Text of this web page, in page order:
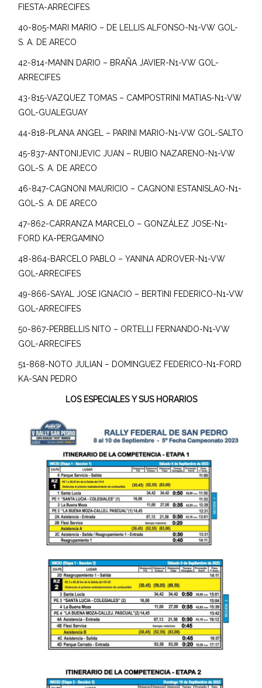
FIESTA-ARRECIFES
40-805-MARI MARIO – DE LELLIS ALFONSO-N1-VW GOL-
S. A. DE ARECO
42-814-MANIN DARIO – BRAÑA JAVIER-N1-VW GOL-
ARRECIFES
43-815-VAZQUEZ TOMAS – CAMPOSTRINI MATIAS-N1-VW
GOL-GUALEGUAY
44-818-PLANA ANGEL – PARINI MARIO-N1-VW GOL-SALTO
45-837-ANTONIJEVIC JUAN – RUBIO NAZARENO-N1-VW
GOL-S. A. DE ARECO
46-847-CAGNONI MAURICIO – CAGNONI ESTANISLAO-N1-
GOL-S. A. DE ARECO
47-862-CARRANZA MARCELO – GONZÁLEZ JOSE-N1-
FORD KA-PERGAMINO
48-864-BARCELO PABLO – YANINA ADROVER-N1-VW
GOL-ARRECIFES
49-866-SAYAL JOSE IGNACIO – BERTINI FEDERICO-N1-VW
GOL-ARRECIFES
50-867-PERBELLIS NITO – ORTELLI FERNANDO-N1-VW
GOL-ARRECIFES
51-868-NOTO JULIAN – DOMINGUEZ FEDERICO-N1-FORD
KA-SAN PEDRO
LOS ESPECIALES Y SUS HORARIOS